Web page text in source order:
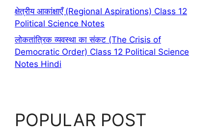
क्षेत्रीय आकांक्षाएँ (Regional Aspirations) Class 12
Political Science Notes
लोकतांत्रिक व्यवस्था का संकट (The Crisis of
Democratic Order) Class 12 Political Science
Notes Hindi
POPULAR POST